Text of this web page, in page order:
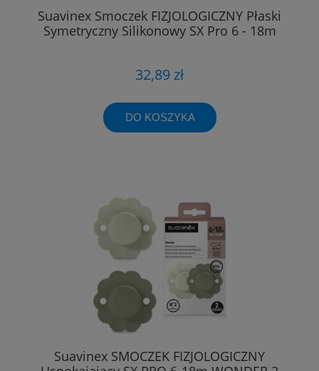
Suavinex Smoczek FIZJOLOGICZNY Płaski
Symetryczny Silikonowy SX Pro 6 - 18m
32,89 zł
DO KOSZYKA
Suavinex SMOCZEK FIZJOLOGICZNY